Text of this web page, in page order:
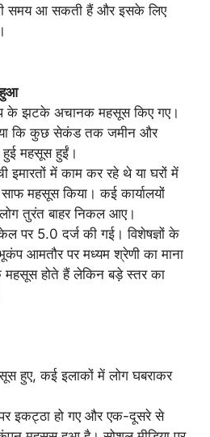
समय आ सकती हैं और इसके लिए
के झटके अचानक महसूस किए गए।
कि कुछ सेकंड तक जमीन और
हुई महसूस हुईं।
में काम कर रहे थे या घरों में
महसूस किया। कई कार्यालयों
तुरंत बाहर निकल आए।
पर 5.0 दर्ज की गई। विशेषज्ञों के
आमतौर पर मध्यम श्रेणी का माना
होते हैं लेकिन बड़े स्तर का
हुए, कई इलाकों में लोग घबराकर
इकट्ठा हो गए और एक-दूसरे से